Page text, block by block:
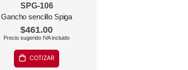
SPG-106
Gancho sencillo Spiga
$461.00
COTIZAR